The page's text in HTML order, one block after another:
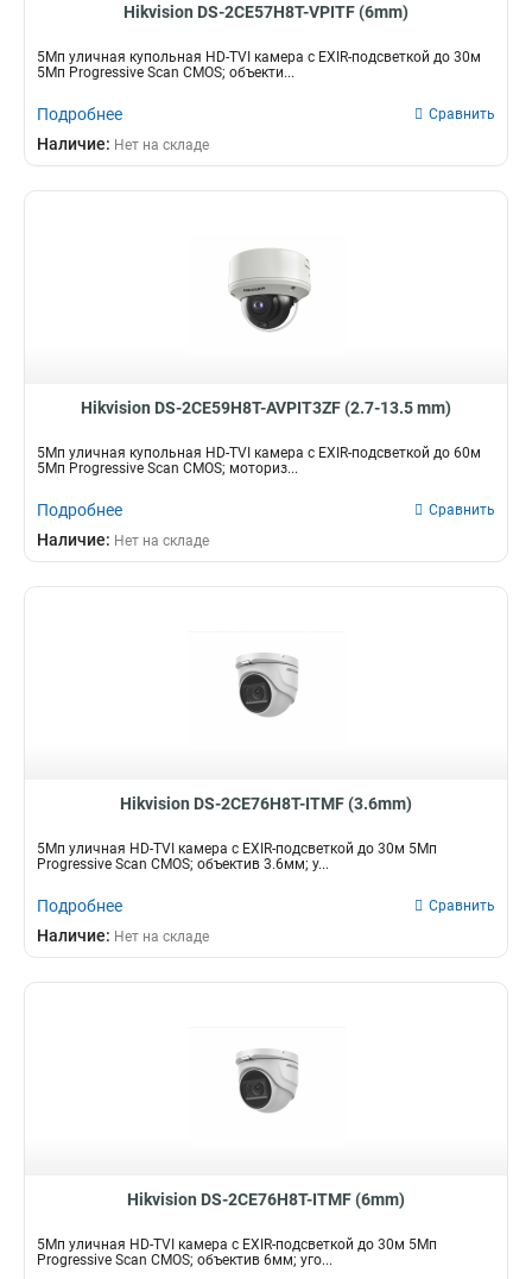
Hikvision DS-2CE57H8T-VPITF (6mm)
5Мп уличная купольная HD-TVI камера с EXIR-подсветкой до 30м
5Мп Progressive Scan CMOS; объекти...
Подробнее Сравнить
Наличие: Нет на складе
Hikvision DS-2CE59H8T-AVPIT3ZF (2.7-13.5 mm)
5Мп уличная купольная HD-TVI камера с EXIR-подсветкой до 60м
5Мп Progressive Scan CMOS; моториз...
Подробнее Сравнить
Наличие: Нет на складе
Hikvision DS-2CE76H8T-ITMF (3.6mm)
5Мп уличная HD-TVI камера с EXIR-подсветкой до 30м 5Мп
Progressive Scan CMOS; объектив 3.6мм; у...
Подробнее Сравнить
Наличие: Нет на складе
Hikvision DS-2CE76H8T-ITMF (6mm)
5Мп уличная HD-TVI камера с EXIR-подсветкой до 30м 5Мп
Progressive Scan CMOS; объектив 6мм; уго...